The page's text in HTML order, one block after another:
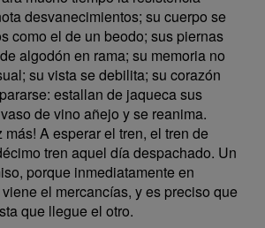
desvanecimientos; su cuerpo se
como el de un beodo; sus piernas
algodón en rama; su memoria no
su vista se debilita; su corazón
estallan de jaqueca sus
de vino añejo y se reanima.
más! A esperar el tren, el tren de
tren aquel día despachado. Un
porque inmediatamente en
el mercancías, y es preciso que
que llegue el otro.